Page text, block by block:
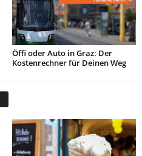
Öffi oder Auto in Graz: Der
Kostenrechner für Deinen Weg